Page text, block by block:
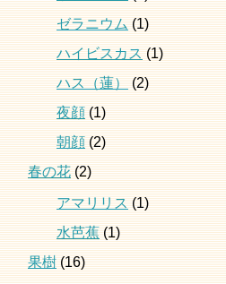
ゼラニウム(1)
ハイビスカス(1)
ハス（蓮）(2)
夜顔(1)
朝顔(2)
春の花(2)
アマリリス(1)
水芭蕉(1)
果樹(16)